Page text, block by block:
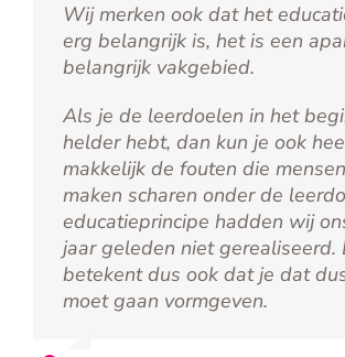
Wij merken ook dat het
erg belangrijk is, het is een
belangrijk vakgebied.
Als je de leerdoelen in het
helder hebt, dan kun je ook
makkelijk de fouten die
maken scharen onder de
educatieprincipe hadden wij
jaar geleden niet gerealiseerd.
betekent dus ook dat je dat
moet gaan vormgeven.